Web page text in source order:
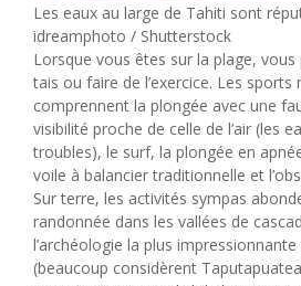
Les eaux au large de Tahiti sont
idreamphoto / Shutterstock
Lorsque vous êtes sur la plage,
tais ou faire de l’exercice. Les sports
comprennent la plongée avec une
visibilité proche de celle de l’air (les
troubles), le surf, la plongée en
voile à balancier traditionnelle et
Sur terre, les activités sympas
randonnée dans les vallées de
l’archéologie la plus
(beaucoup considèrent